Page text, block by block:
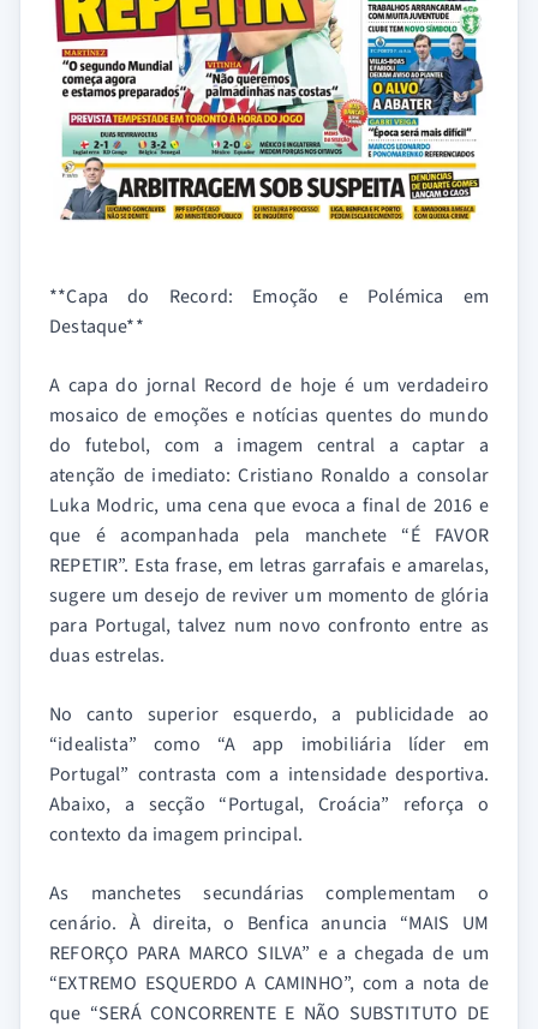
**Capa do Record: Emoção e Polémica em
Destaque**
A capa do jornal Record de hoje é um verdadeiro
mosaico de emoções e notícias quentes do mundo
do futebol, com a imagem central a captar a
atenção de imediato: Cristiano Ronaldo a consolar
Luka Modric, uma cena que evoca a final de 2016 e
que é acompanhada pela manchete “É FAVOR
REPETIR”. Esta frase, em letras garrafais e amarelas,
sugere um desejo de reviver um momento de glória
para Portugal, talvez num novo confronto entre as
duas estrelas.
No canto superior esquerdo, a publicidade ao
“idealista” como “A app imobiliária líder em
Portugal” contrasta com a intensidade desportiva.
Abaixo, a secção “Portugal, Croácia” reforça o
contexto da imagem principal.
As manchetes secundárias complementam o
cenário. À direita, o Benfica anuncia “MAIS UM
REFORÇO PARA MARCO SILVA” e a chegada de um
“EXTREMO ESQUERDO A CAMINHO”, com a nota de
que “SERÁ CONCORRENTE E NÃO SUBSTITUTO DE